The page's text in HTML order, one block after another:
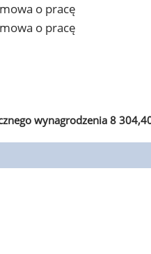
o pracę
o pracę
wynagrodzenia 8